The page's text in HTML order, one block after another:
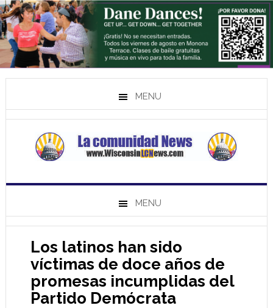
MENU
MENU
Los latinos han sido
víctimas de doce años de
promesas incumplidas del
Partido Demócrata